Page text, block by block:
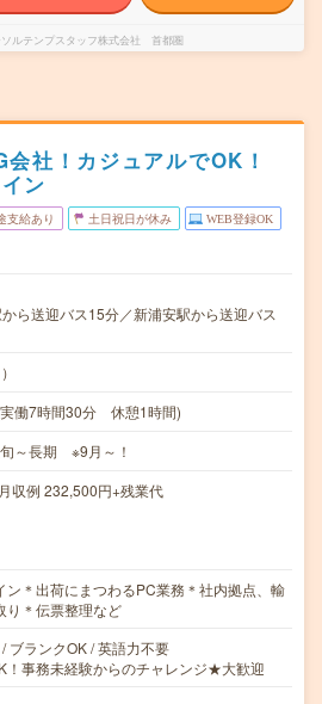
ルテンプスタッフ株式会社 首都圏
会社！カジュアルでOK！
ン
支給あり 土日祝日が休み WEB登録OK
ら送迎バス15分／新浦安駅から送迎バス
働7時間30分 休憩1時間)
～長期 ※9月～！
例 232,500円+残業代
ン＊出荷にまつわるPC業務＊社内拠点、輸
り＊伝票整理など
ブランクOK / 英語力不要
！事務未経験からのチャレンジ★大歓迎